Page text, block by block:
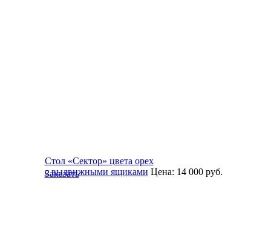
Стол «Сектор» цвета орех
с выдвижными ящиками Цена: 14 000руб.
Заказать